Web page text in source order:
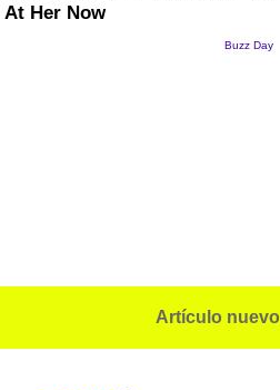
Artículo nuevo